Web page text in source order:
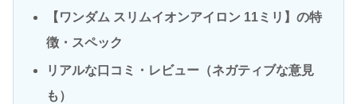
【ワンダム スリムイオンアイロン 11ミリ】の特
徴・スペック
リアルな口コミ・レビュー（ネガティブな意見
も）